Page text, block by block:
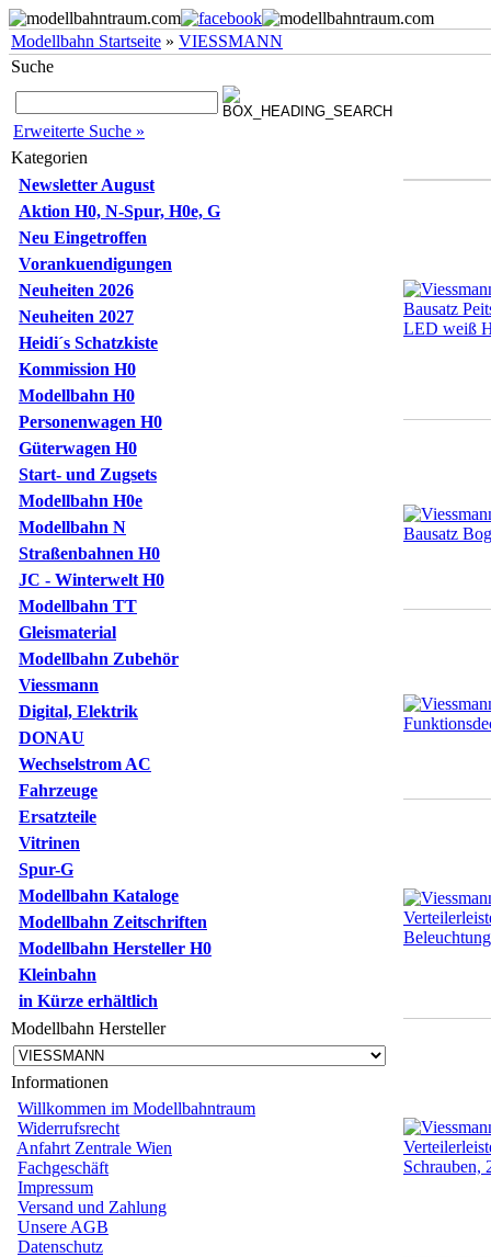
Modellbahn Startseite » VIESSMANN
Suche
Erweiterte Suche »
Kategorien
Newsletter August
Aktion H0, N-Spur, H0e, G
Neu Eingetroffen
Vorankuendigungen
Neuheiten 2026
Neuheiten 2027
Heidi´s Schatzkiste
Kommission H0
Modellbahn H0
Personenwagen H0
Güterwagen H0
Start- und Zugsets
Modellbahn H0e
Modellbahn N
Straßenbahnen H0
JC - Winterwelt H0
Modellbahn TT
Gleismaterial
Modellbahn Zubehör
Viessmann
Digital, Elektrik
DONAU
Wechselstrom AC
Fahrzeuge
Ersatzteile
Vitrinen
Spur-G
Modellbahn Kataloge
Modellbahn Zeitschriften
Modellbahn Hersteller H0
Kleinbahn
in Kürze erhältlich
Modellbahn Hersteller
Informationen
Willkommen im Modellbahntraum
Widerrufsrecht
Anfahrt Zentrale Wien
Fachgeschäft
Impressum
Versand und Zahlung
Unsere AGB
Datenschutz